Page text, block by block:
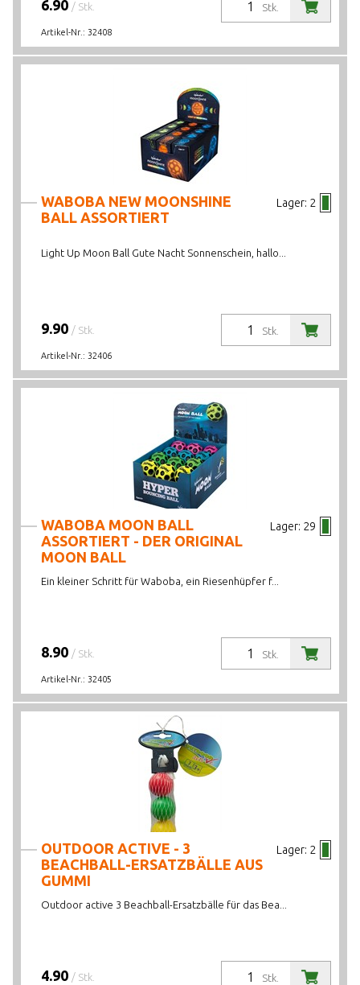
Stk.
6.90 / Stk.
Artikel-Nr.: 32408
Lager: 2
WABOBA NEW MOONSHINE
BALL ASSORTIERT
Light Up Moon Ball Gute Nacht Sonnenschein, hallo...
Stk.
9.90 / Stk.
Artikel-Nr.: 32406
Lager: 29
WABOBA MOON BALL
ASSORTIERT - DER ORIGINAL
MOON BALL
Ein kleiner Schritt für Waboba, ein Riesenhüpfer f...
Stk.
8.90 / Stk.
Artikel-Nr.: 32405
Lager: 2
OUTDOOR ACTIVE - 3
BEACHBALL-ERSATZBÄLLE AUS
GUMMI
Outdoor active 3 Beachball-Ersatzbälle für das Bea...
Stk.
4.90 / Stk.